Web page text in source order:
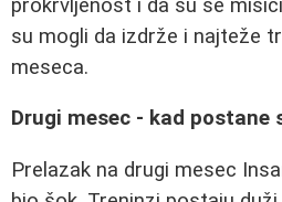
prokrvljenost i da su se
su mogli da izdrže i najteže
meseca.
Drugi mesec - kad postane
Prelazak na drugi mesec